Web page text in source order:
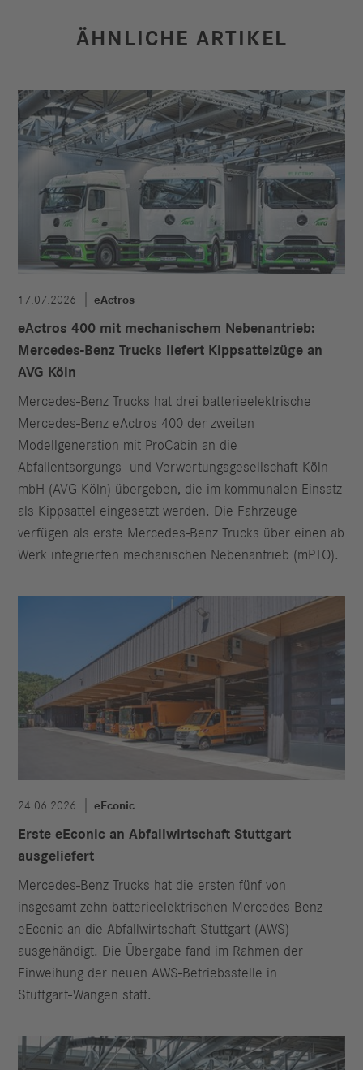
ÄHNLICHE ARTIKEL
17.07.2026 eActros
eActros 400 mit mechanischem Nebenantrieb:
Mercedes-Benz Trucks liefert Kippsattelzüge an
AVG Köln
Mercedes-Benz Trucks hat drei batterieelektrische
Mercedes-Benz eActros 400 der zweiten
Modellgeneration mit ProCabin an die
Abfallentsorgungs- und Verwertungsgesellschaft Köln
mbH (AVG Köln) übergeben, die im kommunalen Einsatz
als Kippsattel eingesetzt werden. Die Fahrzeuge
verfügen als erste Mercedes-Benz Trucks über einen ab
Werk integrierten mechanischen Nebenantrieb (mPTO).
24.06.2026 eEconic
Erste eEconic an Abfallwirtschaft Stuttgart
ausgeliefert
Mercedes‑Benz Trucks hat die ersten fünf von
insgesamt zehn batterieelektrischen Mercedes-Benz
eEconic an die Abfallwirtschaft Stuttgart (AWS)
ausgehändigt. Die Übergabe fand im Rahmen der
Einweihung der neuen AWS-Betriebsstelle in
Stuttgart‑Wangen statt.